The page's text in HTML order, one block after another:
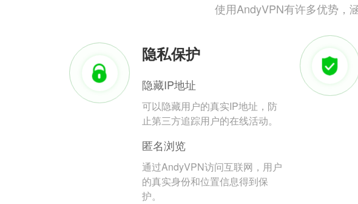
使用AndyVPN有许多优势，
隐私保护
隐藏IP地址
可以隐藏用户的真实IP地址，防
止第三方追踪用户的在线活动。
匿名浏览
通过AndyVPN访问互联网，用户
的真实身份和位置信息得到保
护。